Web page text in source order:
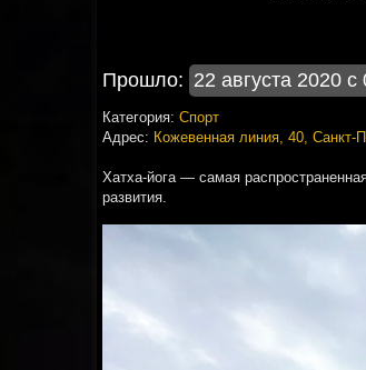
Прошло: 22 августа 2020
Категория: Спорт
Адрес: Кожевенная линия, 40, Санкт-
Хатха-йога — самая
развития.